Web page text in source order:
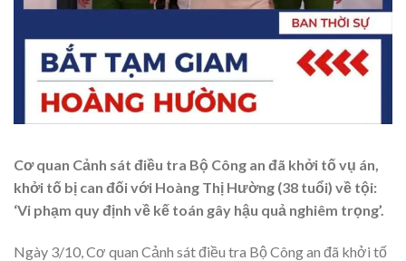
Cơ quan Cảnh sát điều tra Bộ Công an đã khởi tố vụ án,
khởi tố bị can đối với Hoàng Thị Hường (38 tuổi) về tội:
‘Vi phạm quy định về kế toán gây hậu quả nghiêm trọng’.
Ngày 3/10, Cơ quan Cảnh sát điều tra Bộ Công an đã khởi tố